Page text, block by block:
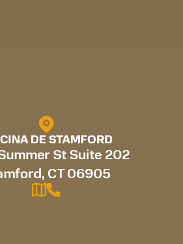
DE STAMFORD
St Suite 202
CT 06905